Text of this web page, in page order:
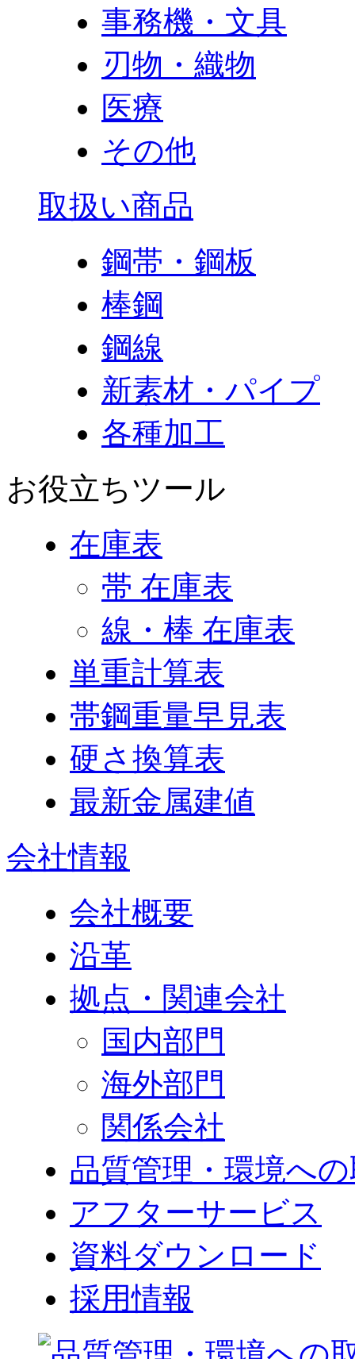
事務機・文具
刃物・織物
医療
その他
取扱い商品
鋼帯・鋼板
棒鋼
鋼線
新素材・パイプ
各種加工
お役立ちツール
在庫表
帯 在庫表
線・棒 在庫表
単重計算表
帯鋼重量早見表
硬さ換算表
最新金属建値
会社情報
会社概要
沿革
拠点・関連会社
国内部門
海外部門
関係会社
品質管理・環境へ
アフターサービス
資料ダウンロード
採用情報